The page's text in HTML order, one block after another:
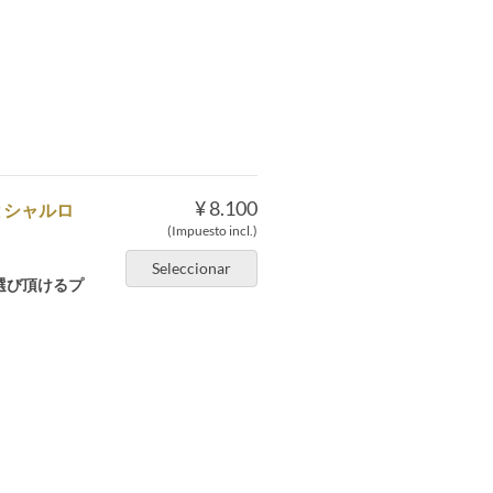
¥ 8.100
(Impuesto incl.)
Seleccionar
ャルロ
び頂けるプ